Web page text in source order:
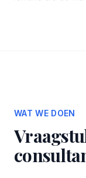
WAT WE DOEN